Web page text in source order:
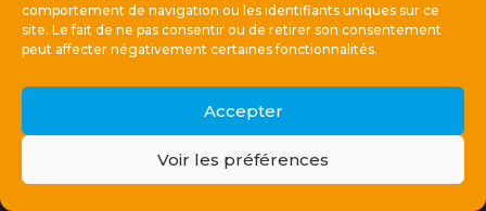
comportement de navigation ou les identifiants uniques sur ce
site. Le fait de ne pas consentir ou de retirer son consentement
peut affecter négativement certaines fonctionnalités.
Accepter
Voir les préférences
Locations
© 2026 Dual Inventive Holding B.V.